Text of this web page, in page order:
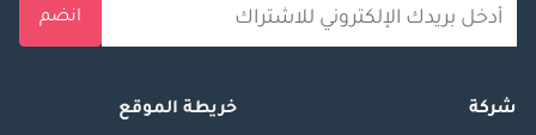
انضم
شركة
خريطة الموقع